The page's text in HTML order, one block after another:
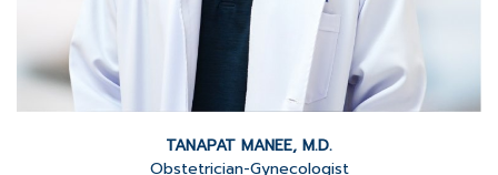
TANAPAT MANEE, M.D.
Obstetrician-Gynecologist